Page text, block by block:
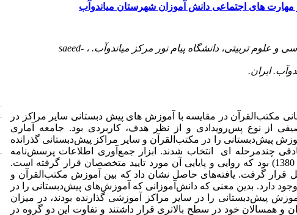
های اجتماعی دانش آموزان شهرستان میاندوآب
saeed-
در مقایسه با آموزش های پیش دبستانی سایر مراکز در
از نوع پس‌رویدادی و از نظر هدف، کاربردی بود. جامعه آماری
پیش‌دبستانی را در مکتب‌القرآن و سایر مراکز پیش‌دبستانی گذرانده
روش نمونه‌گیری تصادفی چندمرحله ای انتخاب شدند. ابزار جمع‌آوری اطلاعات پرسش‌نامه
مهارت‌های اجتماعی کودکان پیش‌دبستانی(احمدی و نورانی، 1380) بود که روایی و پایایی آن مورد تایید متخصصان قرار گرفته است.
قرار گرفت. یافته‌های حاصل نشان داد که بین آموزش مکتب‌القرآن و
دارد. بدین معنی که دانش‌آموزانی که آموزش‌های پیش‌دبستانی را در
پیش‌دبستانی را در سایر مراکز آموزشی گذارنده بودند، در میزان
و همسالان خود در سطح بالاتری قرار داشتند و تفاوت این دو گروه در